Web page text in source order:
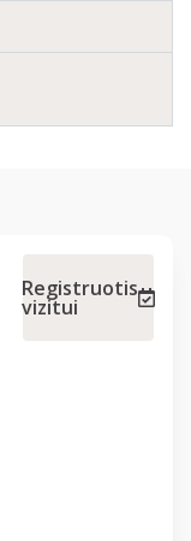
Registruotis
vizitui